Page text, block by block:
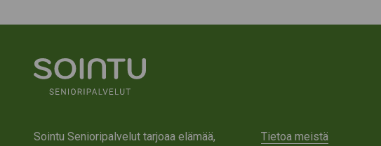
Sointu Senioripalvelut tarjoaa elämää,
Tietoa meistä